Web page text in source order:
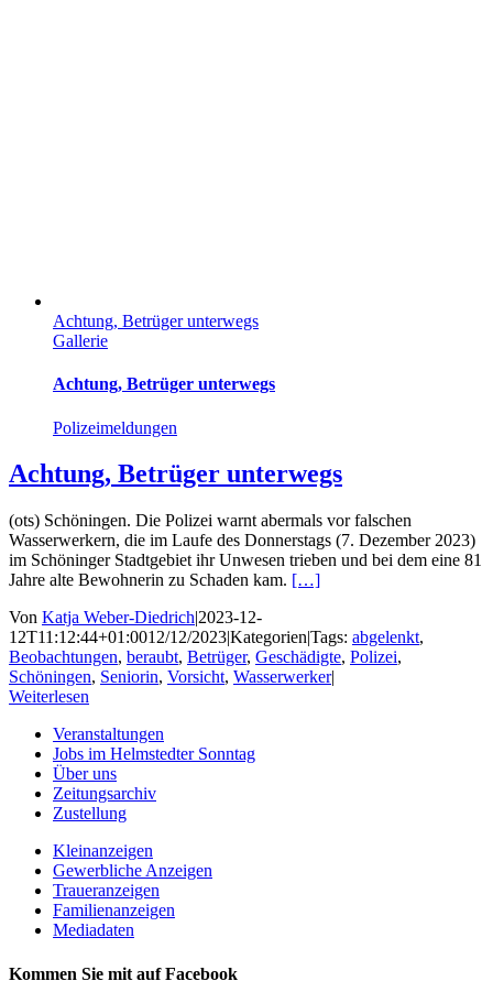
Achtung, Betrüger unterwegs
Gallerie
Achtung, Betrüger unterwegs
Polizeimeldungen
Achtung, Betrüger unterwegs
(ots) Schöningen. Die Polizei warnt abermals vor falschen
Wasserwerkern, die im Laufe des Donnerstags (7. Dezember 2023)
im Schöninger Stadtgebiet ihr Unwesen trieben und bei dem eine 81
Jahre alte Bewohnerin zu Schaden kam. […]
Von Katja Weber-Diedrich|2023-12-
12T11:12:44+01:0012/12/2023|Kategorien|Tags: abgelenkt,
Beobachtungen, beraubt, Betrüger, Geschädigte, Polizei,
Schöningen, Seniorin, Vorsicht, Wasserwerker|
Weiterlesen
Veranstaltungen
Jobs im Helmstedter Sonntag
Über uns
Zeitungsarchiv
Zustellung
Kleinanzeigen
Gewerbliche Anzeigen
Traueranzeigen
Familienanzeigen
Mediadaten
Kommen Sie mit auf Facebook